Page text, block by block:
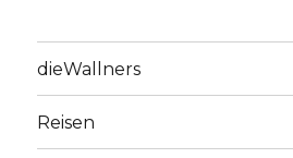
dieWallners
Reisen